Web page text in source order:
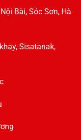
Bài, Sóc Sơn, Hà
Sisatanak,